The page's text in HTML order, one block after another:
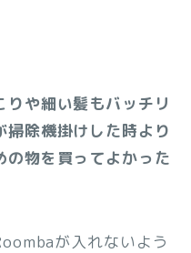
や細い髪もバッチリ
掃除機掛けした時より
の物を買ってよかった
が入れないよう